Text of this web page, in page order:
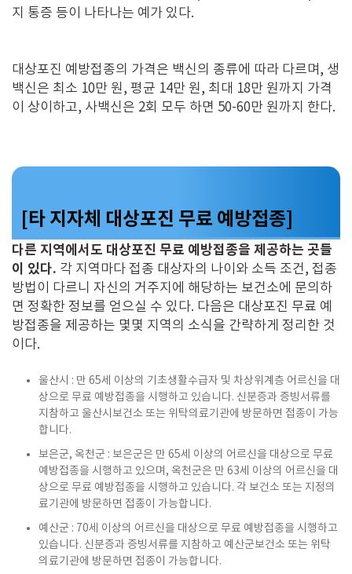
지 통증 등이 나타나는 예가 있다.
대상포진 예방접종의 가격은 백신의 종류에 따라 다르며, 생
백신은 최소 10만 원, 평균 14만 원, 최대 18만 원까지 가격
이 상이하고, 사백신은 2회 모두 하면 50-60만 원까지 한다.
[타 지자체 대상포진 무료 예방접종]
다른 지역에서도 대상포진 무료 예방접종을 제공하는 곳들
이 있다. 각 지역마다 접종 대상자의 나이와 소득 조건, 접종
방법이 다르니 자신의 거주지에 해당하는 보건소에 문의하
면 정확한 정보를 얻으실 수 있다. 다음은 대상포진 무료 예
방접종을 제공하는 몇몇 지역의 소식을 간략하게 정리한 것
이다.
울산시 : 만 65세 이상의 기초생활수급자 및 차상위계층 어르신을 대
상으로 무료 예방접종을 시행하고 있습니다. 신분증과 증빙서류를
지참하고 울산시보건소 또는 위탁의료기관에 방문하면 접종이 가능
합니다.
보은군, 옥천군 : 보은군은 만 65세 이상의 어르신을 대상으로 무료
예방접종을 시행하고 있으며, 옥천군은 만 63세 이상의 어르신을 대
상으로 무료 예방접종을 시행하고 있습니다. 각 보건소 또는 지정의
료기관에 방문하면 접종이 가능합니다.
예산군 : 70세 이상의 어르신을 대상으로 무료 예방접종을 시행하고
있습니다. 신분증과 증빙서류를 지참하고 예산군보건소 또는 위탁
의료기관에 방문하면 접종이 가능합니다.